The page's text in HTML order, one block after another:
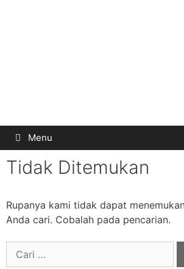
Menu
Tidak Ditemukan
Rupanya kami tidak dapat
Anda cari. Cobalah pada pencarian.